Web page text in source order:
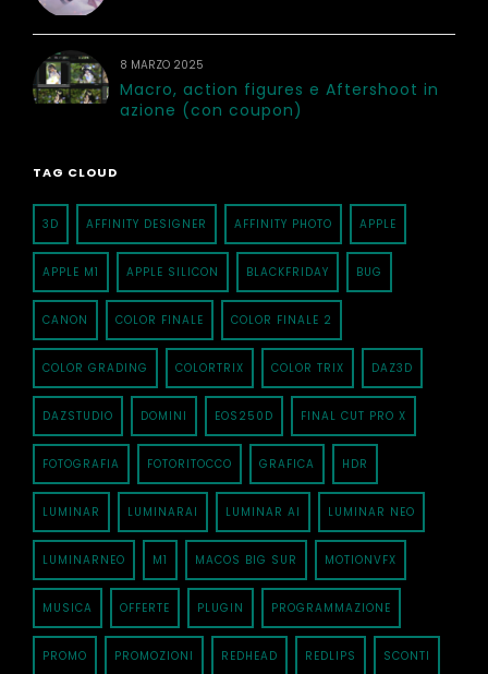
8 MARZO 2025
Macro, action figures e Aftershoot in
azione (con coupon)
TAG CLOUD
3D AFFINITY DESIGNER AFFINITY PHOTO APPLE
APPLE M1 APPLE SILICON BLACKFRIDAY BUG
CANON COLOR FINALE COLOR FINALE 2
COLOR GRADING COLORTRIX COLOR TRIX DAZ3D
DAZSTUDIO DOMINI EOS250D FINAL CUT PRO X
FOTOGRAFIA FOTORITOCCO GRAFICA HDR
LUMINAR LUMINARAI LUMINAR AI LUMINAR NEO
LUMINARNEO M1 MACOS BIG SUR MOTIONVFX
MUSICA OFFERTE PLUGIN PROGRAMMAZIONE
PROMO PROMOZIONI REDHEAD REDLIPS SCONTI